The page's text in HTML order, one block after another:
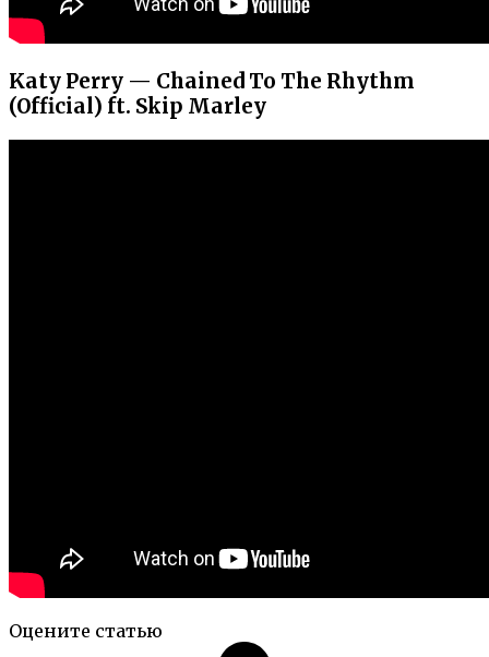
Katy Perry — Chained To The Rhythm
(Official) ft. Skip Marley
Оцените статью